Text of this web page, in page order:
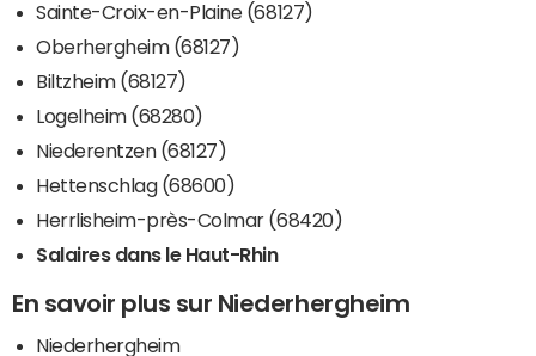
Sainte-Croix-en-Plaine (68127)
Oberhergheim (68127)
Biltzheim (68127)
Logelheim (68280)
Niederentzen (68127)
Hettenschlag (68600)
Herrlisheim-près-Colmar (68420)
Salaires dans le Haut-Rhin
En savoir plus sur Niederhergheim
Niederhergheim